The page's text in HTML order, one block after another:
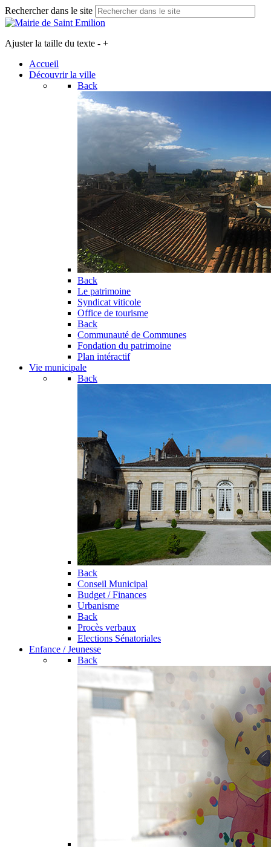
Rechercher dans le site
Ajuster la taille du texte - +
Accueil
Découvrir la ville
Back
Back
Le patrimoine
Syndicat viticole
Office de tourisme
Back
Communauté de Communes
Fondation du patrimoine
Plan intéractif
Vie municipale
Back
Back
Conseil Municipal
Budget / Finances
Urbanisme
Back
Procès verbaux
Elections Sénatoriales
Enfance / Jeunesse
Back